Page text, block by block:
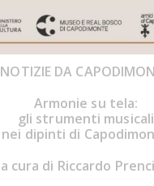
NOTIZIE DA
Armonie su tela:
gli strumenti musicali
nei dipinti di
a cura di Riccardo